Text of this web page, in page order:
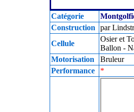
Catégorie
Construction
par
Cellule
Osier et
Ballon -
Motorisation
Bruleur
Performance
*